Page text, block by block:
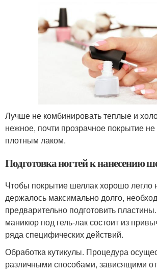
Лучше не комбинировать теплые и
нежное, почти прозрачное покрытие не
плотным лаком.
Подготовка ногтей к нанесению
Чтобы покрытие шеллак хорошо легло
держалось максимально долго,
предварительно подготовить
маникюр под гель-лак состоит из
ряда специфических действий.
Обработка кутикулы. Процедура
различными способами, зависящими от